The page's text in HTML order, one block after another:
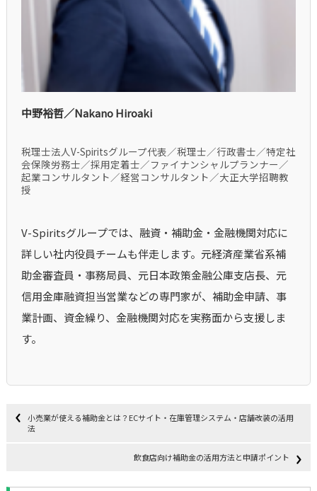
中野裕哲／Nakano Hiroaki
税理士法人V-Spiritsグループ代表／税理士／行政書士／特定社
会保険労務士／採用定着士／ファイナンシャルプランナー／
起業コンサルタント／経営コンサルタント／大正大学招聘教
授
V-Spiritsグループでは、融資・補助金・金融機関対応に
詳しい社内役員チームも伴走します。元経済産業省系補
助金審査員・事務局員、元日本政策金融公庫支店長、元
信用金庫融資担当営業などの専門家が、補助金申請、事
業計画、資金繰り、金融機関対応を実務面から支援しま
す。
小売業が使える補助金とは？ECサイト・在庫管理システム・店舗改装の活用
法
飲食店向け補助金の活用方法と申請ポイント